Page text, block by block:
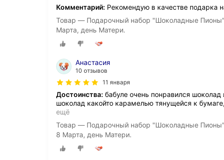
Комментарий: Рекомендую в качестве подарка
Товар — Подарочный набор "Шоколадные
Марта, день Матери.
Анастасия
10 отзывов
11 января
Достоинства: бабуле очень понравился
шоколад какойто карамелью тянущейся к
ещё
Товар — Подарочный набор "Шоколадные
8 Марта, день Матери.